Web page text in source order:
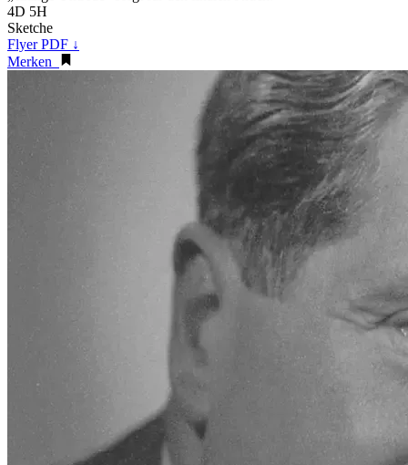
4D 5H
Sketche
Flyer PDF ↓
Merken